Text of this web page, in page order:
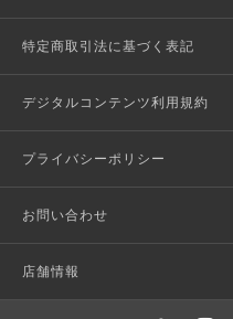
特定商取引法に基づく表記
デジタルコンテンツ利用規約
プライバシーポリシー
お問い合わせ
店舗情報